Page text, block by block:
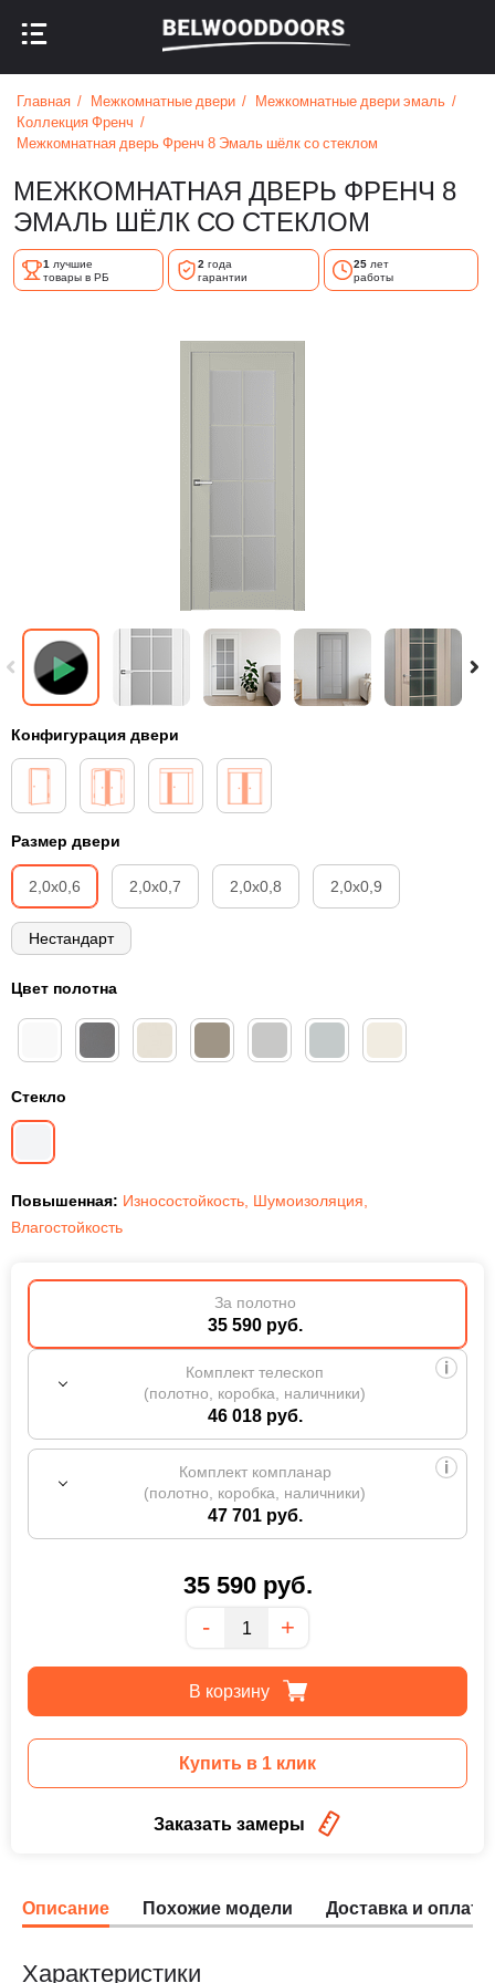
НАЗАД В МЕНЮ
НАЗАД В МЕНЮ
Главная Межкомнатные двери
Межкомнатные двери эмаль
Коллекция Френч
Межкомнатная дверь Френч 8 Эмаль шёлк со стеклом
МЕЖКОМНАТНАЯ ДВЕРЬ ФРЕНЧ 8
ЭМАЛЬ ШЁЛК СО СТЕКЛОМ
1 лучшие
товары в РБ
2 года
гарантии
25лет
работы
Конфигурация двери
Размер двери
2,0х0,6 2,0х0,7 2,0х0,8 2,0х0,9
Нестандарт
Цвет полотна
Стекло
Повышенная: Износостойкость, Шумоизоляция,
Влагостойкость
35 590руб.
Количество
- +
За полотно
35 590 руб.
Комплект телескоп
(полотно, коробка, наличники)
46 018 руб.
Комплект компланар
(полотно, коробка, наличники)
47 701 руб.
В корзину
Купить в 1 клик
Заказать замеры
Описание Похожие модели Доставка и оплата
Характеристики